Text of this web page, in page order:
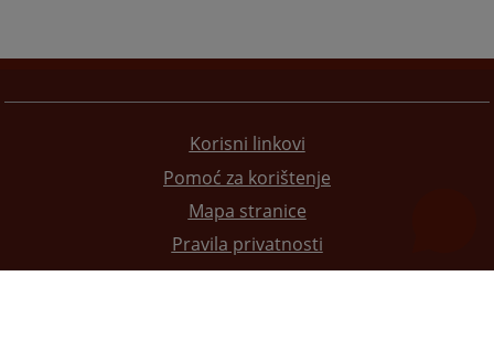
Korisni linkovi
Pomoć za korištenje
Mapa stranice
Pravila privatnosti